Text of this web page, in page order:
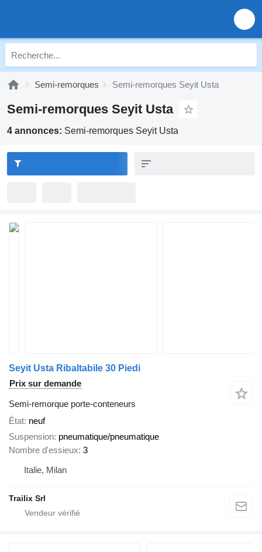
Semi-remorques Semi-remorques Seyit Usta
Semi-remorques Seyit Usta
4 annonces: Semi-remorques Seyit Usta
Seyit Usta Ribaltabile 30 Piedi
Prix sur demande
Semi-remorque porte-conteneurs
État neuf
Suspension pneumatique/pneumatique
Nombre d'essieux 3
Italie, Milan
Trailix Srl